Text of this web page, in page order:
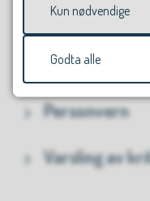
Grafisk profil
Tilgjengelegheit
Personvern
Varsling av
Kun nødvendige
Godta alle